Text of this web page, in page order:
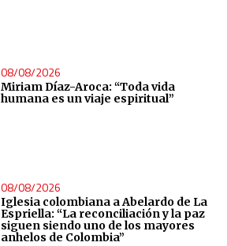
08/08/2026
Miriam Díaz-Aroca: “Toda vida
humana es un viaje espiritual”
08/08/2026
Iglesia colombiana a Abelardo de La
Espriella: “La reconciliación y la paz
siguen siendo uno de los mayores
anhelos de Colombia”